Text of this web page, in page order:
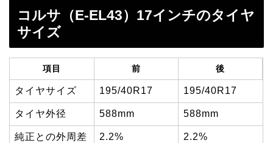
コルサ（E-EL43）17インチのタイヤ
サイズ
項目 前 後
タイヤサイズ 195/40R17 195/40R17
タイヤ外径 588mm 588mm
純正との外周差 2.2% 2.2%